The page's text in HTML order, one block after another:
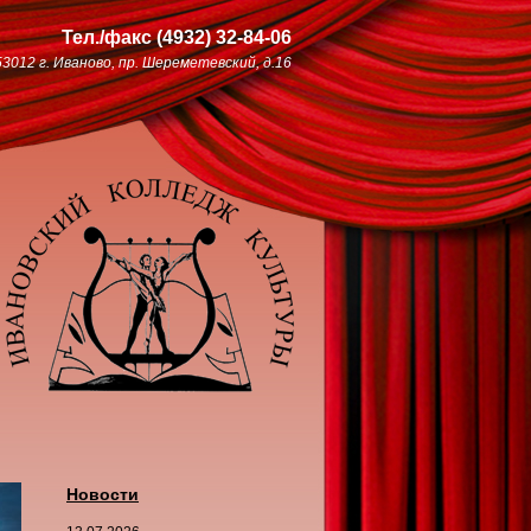
Тел./факс(4932)32-84-06
г. Иваново, пр. Шереметевский, д.16
Новости